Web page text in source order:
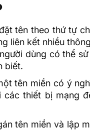
tên theo thứ tự
liên kết nhiều
dùng có thể
biết.
tên miền có ý
các thiết bị mạng
tên miền và lập